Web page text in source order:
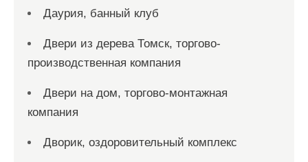
Даурия, банный клуб
Двери из дерева Томск, торгово-
производственная компания
Двери на дом, торгово-монтажная
компания
Дворик, оздоровительный комплекс